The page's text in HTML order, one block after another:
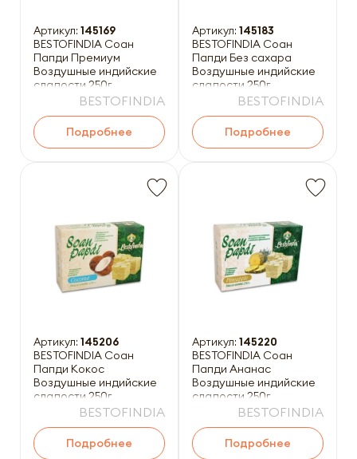
Артикул: 145169
BESTOFINDIA Соан
Папди Премиум
Воздушные индийские
сладости 250г
BESTOFINDIA
Подробнее
Артикул: 145183
BESTOFINDIA Соан
Папди Без сахара
Воздушные индийские
сладости 250г
BESTOFINDIA
Подробнее
Артикул: 145206
BESTOFINDIA Соан
Папди Кокос
Воздушные индийские
сладости 250г
BESTOFINDIA
Подробнее
Артикул: 145220
BESTOFINDIA Соан
Папди Ананас
Воздушные индийские
сладости 250г
BESTOFINDIA
Подробнее